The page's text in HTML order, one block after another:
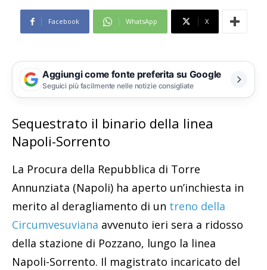
Facebook WhatsApp X
Aggiungi come fonte preferita su Google
Seguici più facilmente nelle notizie consigliate
Sequestrato il binario della linea
Napoli-Sorrento
La Procura della Repubblica di Torre
Annunziata (Napoli) ha aperto un’inchiesta in
merito al deragliamento di un treno della
Circumvesuviana avvenuto ieri sera a ridosso
della stazione di Pozzano, lungo la linea
Napoli-Sorrento. Il magistrato incaricato del